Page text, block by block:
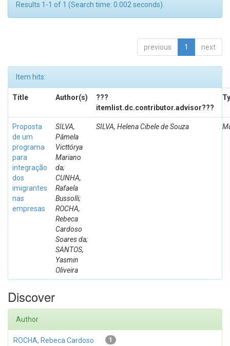
Results 1-1 of 1 (Search time: 0.002 seconds).
previous 1 next
Item hits:
Title Author(s)
???
itemlist.dc.contributor.advisor???
Proposta
de um
programa
para
integração
dos
imigrantes
nas
empresas
SILVA,
Pâmela
Victtórya
Mariano
da;
CUNHA,
Rafaela
Bussolli;
ROCHA,
Rebeca
Cardoso
Soares da;
SANTOS,
Yasmin
Oliveira
SILVA, Helena Cibele de Souza
Discover
Author
1
ROCHA, Rebeca Cardoso